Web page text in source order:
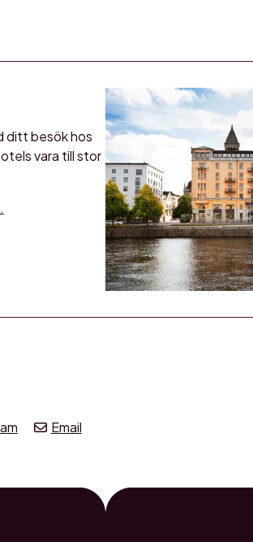
ditt besök hos
vara till stor
Email